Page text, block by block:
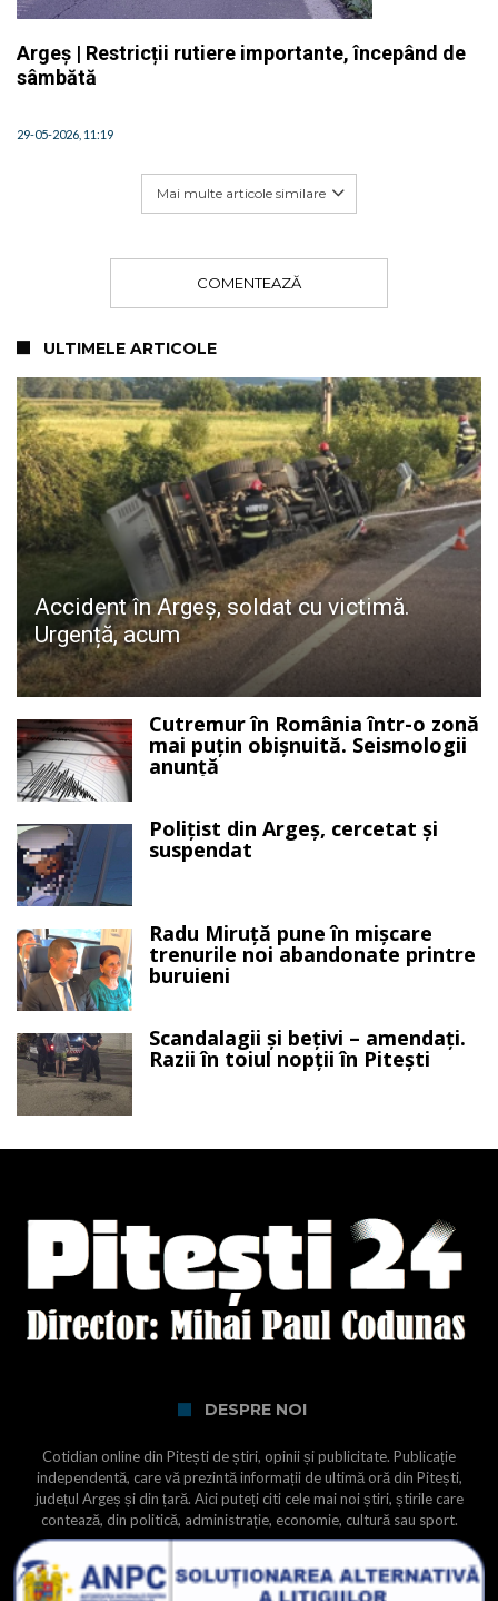
Argeș | Restricții rutiere importante, începând de
sâmbătă
29-05-2026, 11:19
Mai multe articole similare
COMENTEAZĂ
ULTIMELE ARTICOLE
Accident în Argeș, soldat cu victimă.
Urgență, acum
Cutremur în România într-o zonă
mai puțin obișnuită. Seismologii
anunță
Polițist din Argeș, cercetat și
suspendat
Radu Miruță pune în mișcare
trenurile noi abandonate printre
buruieni
Scandalagii și bețivi – amendați.
Razii în toiul nopții în Pitești
DESPRE NOI
Cotidian online din Pitești de știri, opinii și publicitate. Publicație
independentă, care vă prezintă informații de ultimă oră din Pitești,
județul Argeș și din țară. Aici puteți citi cele mai noi știri, știrile care
contează, din politică, administrație, economie, cultură sau sport.